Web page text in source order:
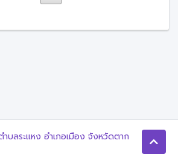
บลระแหง อำเภอเมือง จังหวัดตาก